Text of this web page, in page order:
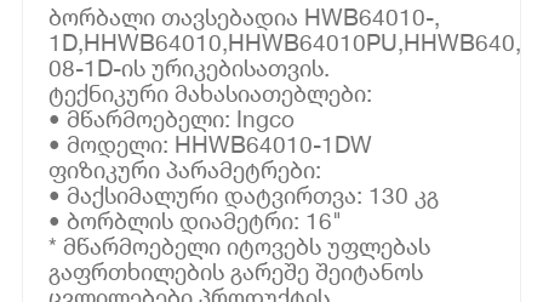
ბორბალი თავსებადია HWB64010-,
1D,HHWB64010,HHWB64010PU,HHWB640,
08-1D-ის ურიკებისათვის.
ტექნიკური მახასიათებლები:
• მწარმოებელი: Ingco
• მოდელი: HHWB64010-1DW
ფიზიკური პარამეტრები:
• მაქსიმალური დატვირთვა: 130 კგ
• ბორბლის დიამეტრი: 16"
* მწარმოებელი იტოვებს უფლებას
გაფრთხილების გარეშე შეიტანოს
ცვლილებები პროდუქტის